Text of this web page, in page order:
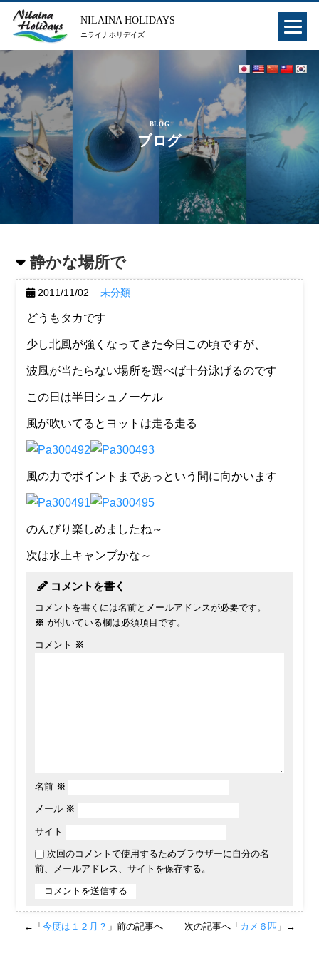
NILAINA HOLIDAYS
ニライナホリデイズ
BLOG
ブログ
静かな場所で
2011/11/02 未分類
どうもタカです
少し北風が強くなってきた今日この頃ですが、
波風が当たらない場所を選べば十分泳げるのです
この日は半日シュノーケル
風が吹いてるとヨットは走る走る
風の力でポイントまであっという間に向かいます
のんびり楽しめましたね～
次は水上キャンプかな～
コメントを書く
コメントを書くには名前とメールアドレスが必要です。
※ が付いている欄は必須項目です。
コメント ※
名前 ※
メール ※
サイト
次回のコメントで使用するためブラウザーに自分の名
前、メールアドレス、サイトを保存する。
←「今度は１２月？ 」前の記事へ 次の記事へ「カメ６匹」→